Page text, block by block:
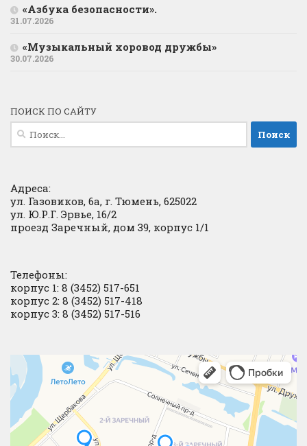
«Азбука безопасности».
31.07.2026
«Музыкальный хоровод дружбы»
30.07.2026
ПОИСК ПО САЙТУ
Найти:
Адреса:
ул. Газовиков, 6а, г. Тюмень, 625022
ул. Ю.Р.Г. Эрвье, 16/2
проезд Заречный, дом 39, корпус 1/1
Телефоны:
корпус 1: 8 (3452) 517-651
корпус 2: 8 (3452) 517-418
корпус 3: 8 (3452) 517-516